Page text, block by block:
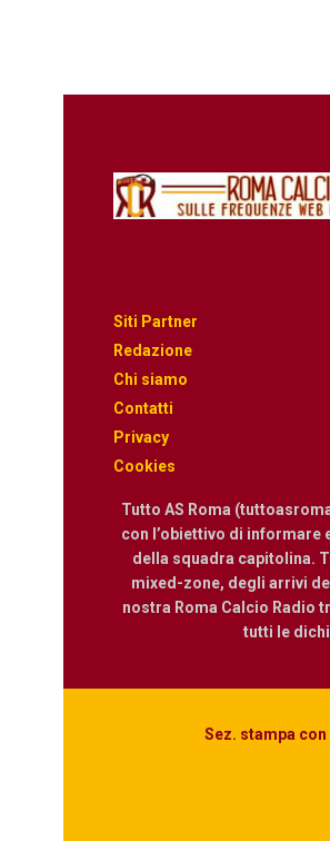
Siti Partner
Redazione
Chi siamo
Contatti
Privacy
Cookies
Tutto AS Roma
con l’obiettivo di
della squadra capitolina.
mixed-zone, degli arrivi
nostra Roma Calcio Radio
tutti le
Sez. stampa